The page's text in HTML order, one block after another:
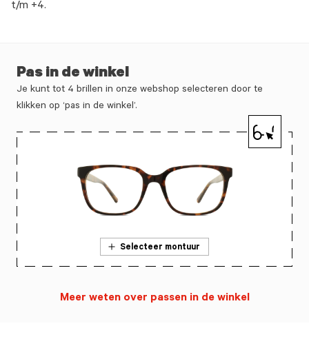
t/m +4.
Pas in de winkel
Je kunt tot 4 brillen in onze webshop selecteren door te
klikken op ‘pas in de winkel’.
Selecteer montuur
Meer weten over passen in de winkel